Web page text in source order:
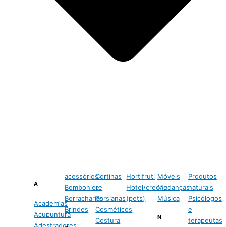
A
Academias
Acupuntura
acessórios
Bomboniere
Borracharias
Brindes
Cortinas
e
Persianas
Cosméticos
Costura
Hortifruti
Hotel/creche
(pets)
Móveis
Mudanças
Música
N
Produtos
naturais
Psicólogos
e
terapeutas